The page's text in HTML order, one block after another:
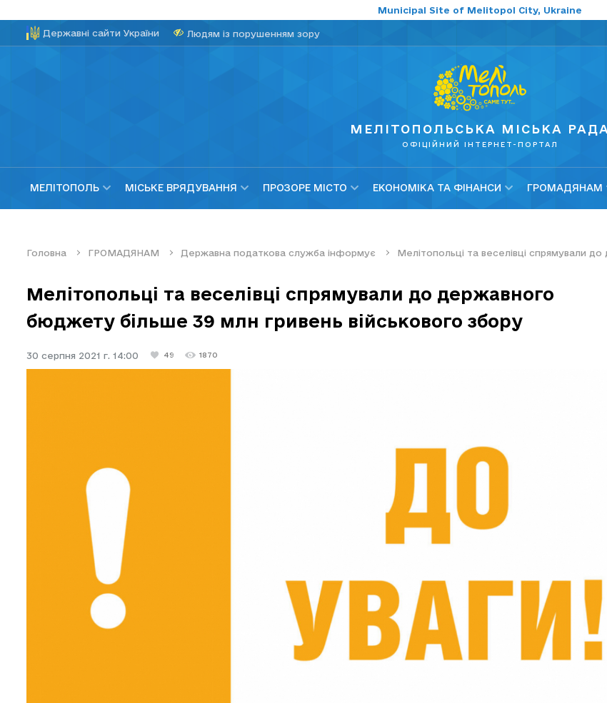
Municipal Site of Melitopol City, Ukraine
Державні сайти України Людям із порушенням зору
МЕЛІТОПОЛЬСЬКА МІСЬКА РАДА
ОФІЦІЙНИЙ ІНТЕРНЕТ-ПОРТАЛ
МЕЛІТОПОЛЬ МІСЬКЕ ВРЯДУВАННЯ ПРОЗОРЕ МІСТО ЕКОНОМІКА ТА ФІНАНСИ ГРОМАДЯНАМ
Головна ГРОМАДЯНАМ Державна податкова служба інформує Мелітопольці та веселівці спрямували
Мелітопольці та веселівці спрямували до державного
бюджету більше 39 млн гривень військового збору
30 серпня 2021 г. 14:00 49 1870